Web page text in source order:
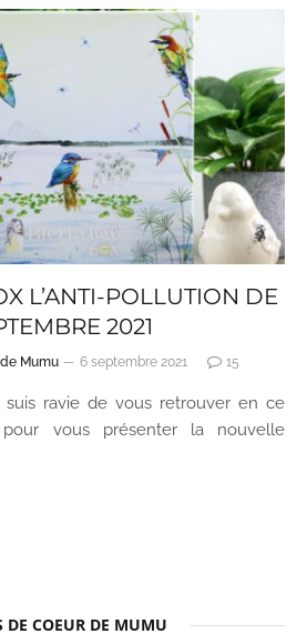
L’ANTI-POLLUTION DE
2021
Mumu 6 septembre 2021 15
suis ravie de vous retrouver en ce
vous présenter la nouvelle
DE COEUR DE MUMU